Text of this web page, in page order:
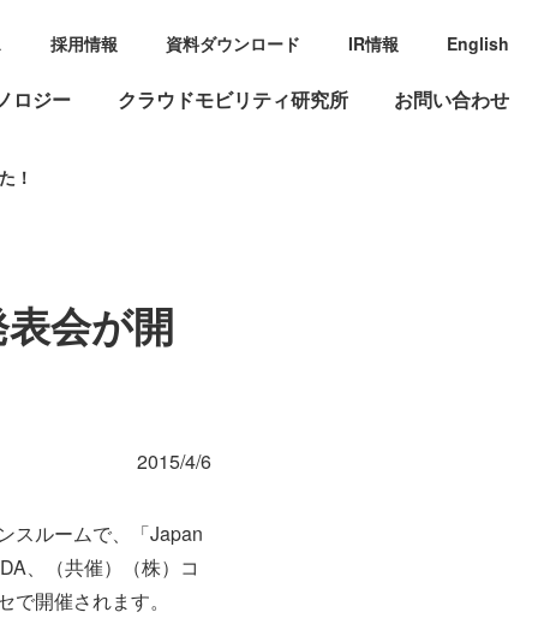
ロジー クラウドモビリティ研究所 お問い合わせ
採用情報 資料ダウンロード IR情報 English
！
会が開
2015/4/6
スルームで、「Japan
、（共催）（株）コ
開催されます。